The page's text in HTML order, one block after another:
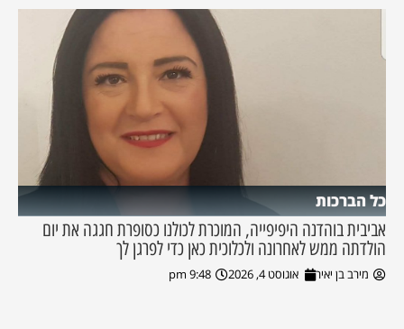
כל הברכות
אביבית בוהדנה היפיפייה, המוכרת לכולנו כסופרת חגגה את יום
הולדתה ממש לאחרונה ולכלוכית כאן כדי לפרגן לך
מירב בן יאיר אוגוסט 4, 2026 9:48 pm